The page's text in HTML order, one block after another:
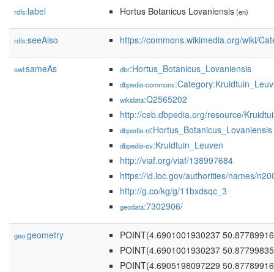
rdfs:label Hortus Botanicus Lovaniensis(en)
rdfs:seeAlso https://commons.wikimedia.org/wiki/
owl:sameAs dbr:Hortus_Botanicus_Lovaniensis
dbpedia-commons
wikidata:Q2565202
http://ceb.dbpedia.org/resource/
dbpedia-nl:Hortus_Botanicus_Lovaniensis
dbpedia-sv:Kruidtuin_Leuven
http://viaf.org/viaf/138997684
https://id.loc.gov/authorities/names/
http://g.co/kg/g/11bxdsqc_3
geodata:7302906/
geo:geometry
POINT(4.6901001930237
POINT(4.6901001930237
POINT(4.6905198097229